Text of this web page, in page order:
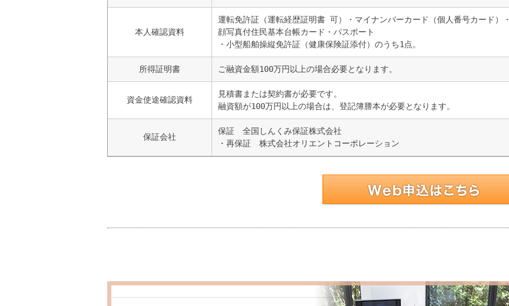
本人確認資料
運転免許証（運転経歴証明書 可）・マイナンバーカード（個人番号カード）・
顔写真付住民基本台帳カード・パスポート
・小型船舶操縦免許証（健康保険証添付）のうち1点。
所得証明書 ご融資金額100万円以上の場合必要となります。
資金使途確認資料
見積書または契約書が必要です。
融資額が100万円以上の場合は、登記簿謄本が必要となります。
保証会社
保証 全国しんくみ保証株式会社
・再保証 株式会社オリエントコーポレーション